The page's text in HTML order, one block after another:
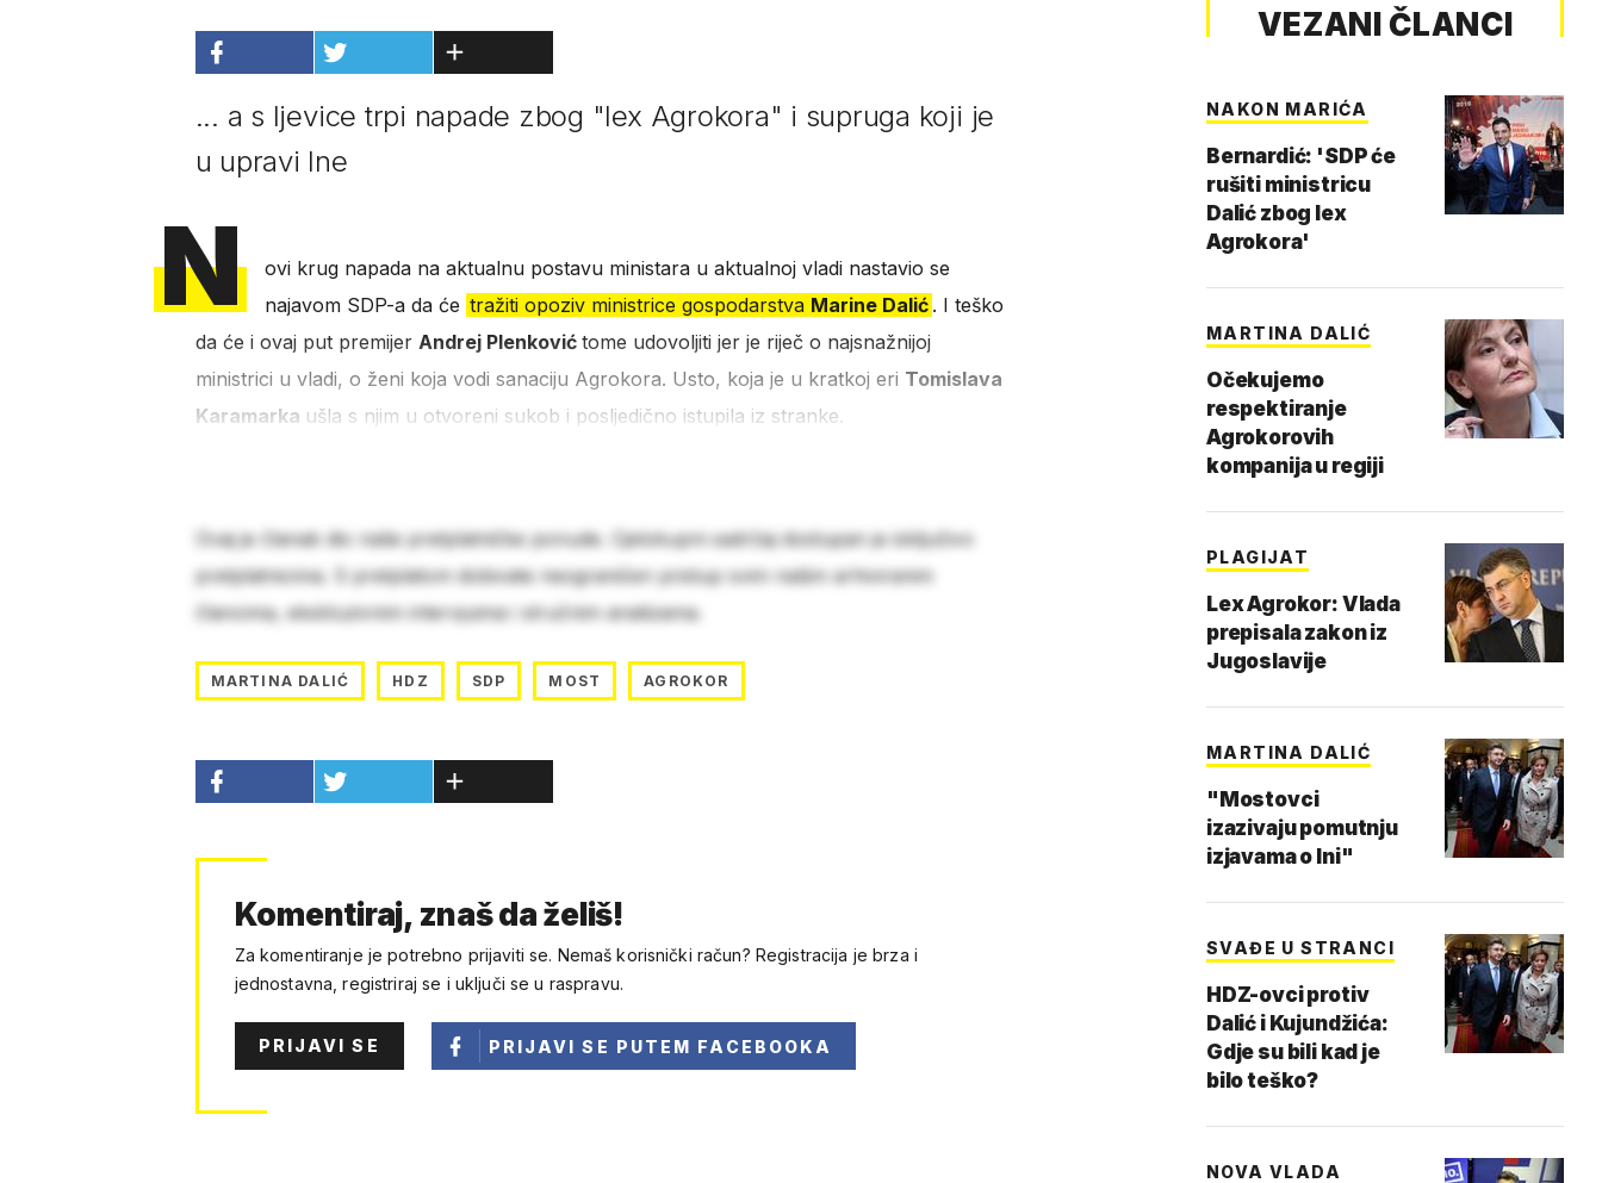
... a s ljevice trpi napade zbog "lex Agrokora" i supruga koji je
u upravi Ine
N
ovi krug napada na aktualnu postavu ministara u aktualnoj vladi nastavio se
najavom SDP-a da će tražiti opoziv ministrice gospodarstva Marine Dalić . I teško
da će i ovaj put premijer Andrej Plenković tome udovoljiti jer je riječ o najsnažnijoj
ministrici u vladi, o ženi koja vodi sanaciju Agrokora. Usto, koja je u kratkoj eri Tomislava
Karamarka ušla s njim u otvoreni sukob i posljedično istupila iz stranke.
Ovaj je članak dio naše pretplatničke ponude. Cjelokupni sadržaj dostupan je isključivo
pretplatnicima. S pretplatom dobivate neograničen pristup svim našim arhiviranim
člancima, ekskluzivnim intervjuima i stručnim analizama.
MARTINA DALIĆ HDZ SDP MOST AGROKOR
Komentiraj, znaš da želiš!
Za komentiranje je potrebno prijaviti se. Nemaš korisnički račun? Registracija je brza i
jednostavna, registriraj se i uključi se u raspravu.
PRIJAVI SE PRIJAVI SE PUTEM FACEBOOKA
VEZANI ČLANCI
NAKON MARIĆA
Bernardić: 'SDP će
rušiti ministricu
Dalić zbog lex
Agrokora'
MARTINA DALIĆ
Očekujemo
respektiranje
Agrokorovih
kompanija u regiji
PLAGIJAT
Lex Agrokor: Vlada
prepisala zakon iz
Jugoslavije
MARTINA DALIĆ
"Mostovci
izazivaju pomutnju
izjavama o Ini"
SVAĐE U STRANCI
HDZ-ovci protiv
Dalić i Kujundžića:
Gdje su bili kad je
bilo teško?
NOVA VLADA